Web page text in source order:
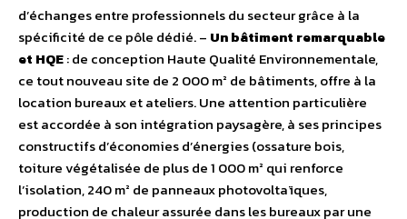
d’échanges entre professionnels du secteur grâce à la
spécificité de ce pôle dédié. – Un bâtiment remarquable
et HQE: de conception Haute Qualité Environnementale,
ce tout nouveau site de 2 000 m² de bâtiments, offre à la
location bureaux et ateliers. Une attention particulière
est accordée à son intégration paysagère, à ses principes
constructifs d’économies d’énergies (ossature bois,
toiture végétalisée de plus de 1 000 m² qui renforce
l’isolation, 240 m² de panneaux photovoltaïques,
production de chaleur assurée dans les bureaux par une